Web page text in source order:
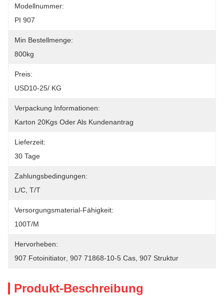
Modellnummer:
PI 907
Min Bestellmenge:
800kg
Preis:
USD10-25/ KG
Verpackung Informationen:
Karton 20Kgs Oder Als Kundenantrag
Lieferzeit:
30 Tage
Zahlungsbedingungen:
L/C, T/T
Versorgungsmaterial-Fähigkeit:
100T/M
Hervorheben:
907 Fotoinitiator 907 71868-10-5 Cas 907 Struktur
Produkt-Beschreibung